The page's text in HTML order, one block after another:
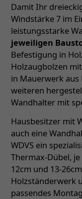
Damit Ihr
Windstärke 7 im
leistungsstarke
jeweiligen
Befestigung in
Holzaugbolzen
in Mauerwerk aus
weiteren
Wandhalter mit
Hausbesitzer mit
auch eine
WDVS ein
Thermax-Dübel,
12cm und 13-
Holzständerwerk
passendes